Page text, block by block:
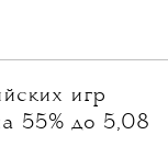
игр
55% до 5,08